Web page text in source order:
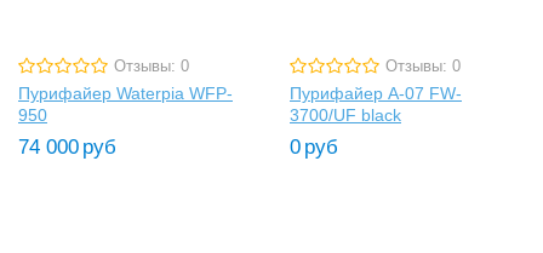
Отзывы: 0
Пурифайер Waterpia WFP-
950
74 000 руб
Отзывы: 0
Пурифайер A-07 FW-
3700/UF black
0 руб